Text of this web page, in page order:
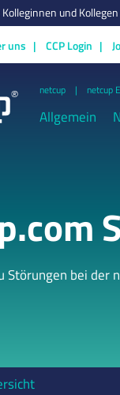
Kolleginnen und
uns CCP Login
netcup netcup
Allgemein
Störungen bei der